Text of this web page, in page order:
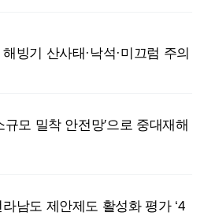
빙기 산사태·낙석·미끄럼 주의
규모 밀착 안전망′으로 중대재해
남도 제안제도 활성화 평가 ‘4